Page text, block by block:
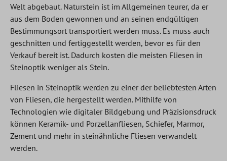
Welt abgebaut. Naturstein ist im Allgemeinen teurer, da er
aus dem Boden gewonnen und an seinen endgültigen
Bestimmungsort transportiert werden muss. Es muss auch
geschnitten und fertiggestellt werden, bevor es für den
Verkauf bereit ist. Dadurch kosten die meisten Fliesen in
Steinoptik weniger als Stein.
Fliesen in Steinoptik werden zu einer der beliebtesten Arten
von Fliesen, die hergestellt werden. Mithilfe von
Technologien wie digitaler Bildgebung und Präzisionsdruck
können Keramik- und Porzellanfliesen, Schiefer, Marmor,
Zement und mehr in steinähnliche Fliesen verwandelt
werden.